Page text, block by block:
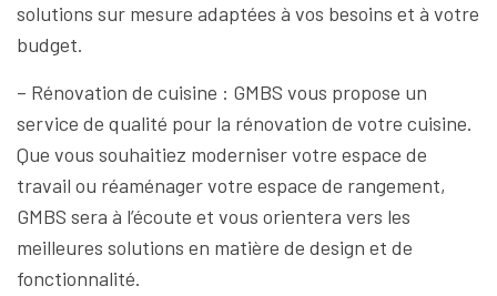
solutions sur mesure adaptées à vos besoins et à votre
budget.
– Rénovation de cuisine : GMBS vous propose un
service de qualité pour la rénovation de votre cuisine.
Que vous souhaitiez moderniser votre espace de
travail ou réaménager votre espace de rangement,
GMBS sera à l’écoute et vous orientera vers les
meilleures solutions en matière de design et de
fonctionnalité.